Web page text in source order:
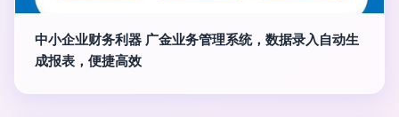
中小企业财务利器 广金业务管理系统，数据录入自动生
成报表，便捷高效